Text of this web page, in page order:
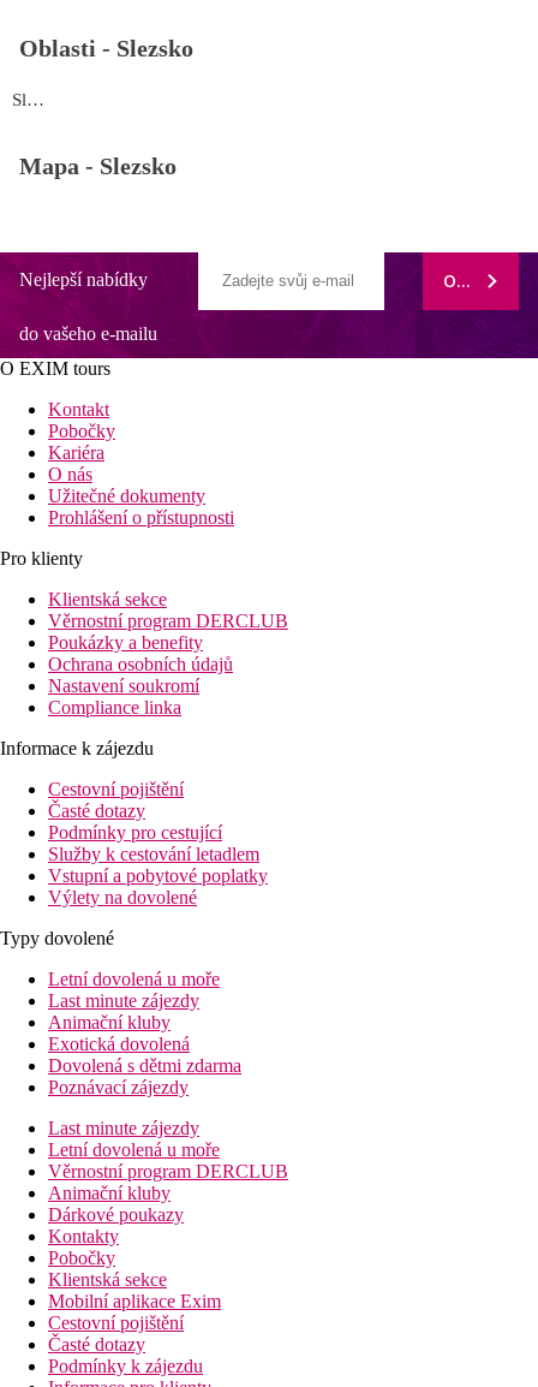
Oblasti - Slezsko
Slezsko
Mapa - Slezsko
Nejlepší nabídky
do vašeho e-mailu
ODEBÍRAT
O EXIM tours
Kontakt
Pobočky
Kariéra
O nás
Užitečné dokumenty
Prohlášení o přístupnosti
Pro klienty
Klientská sekce
Věrnostní program DERCLUB
Poukázky a benefity
Ochrana osobních údajů
Nastavení soukromí
Compliance linka
Informace k zájezdu
Cestovní pojištění
Časté dotazy
Podmínky pro cestující
Služby k cestování letadlem
Vstupní a pobytové poplatky
Výlety na dovolené
Typy dovolené
Letní dovolená u moře
Last minute zájezdy
Animační kluby
Exotická dovolená
Dovolená s dětmi zdarma
Poznávací zájezdy
Last minute zájezdy
Letní dovolená u moře
Věrnostní program DERCLUB
Animační kluby
Dárkové poukazy
Kontakty
Pobočky
Klientská sekce
Mobilní aplikace Exim
Cestovní pojištění
Časté dotazy
Podmínky k zájezdu